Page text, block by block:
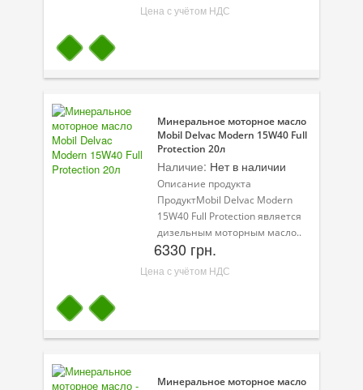
Профи-серия
Уход за кондиционером
Смазки
Специальные программы
Велосипедная программа
Масла для лодочных моторов
Моторное масло для мотоцикла
Оружейное масло
Садовая программа
Промышленная программа
Цена с учётом НДС
Минеральное моторное масло
Mobil Delvac Modern 15W40 Full
Protection 20л
Наличие: Нет в наличии
Описание продукта
ПродуктMobil Delvac Modern
15W40 Full Protection является
дизельным моторным масло..
6330 грн.
Цена с учётом НДС
Минеральное моторное масло